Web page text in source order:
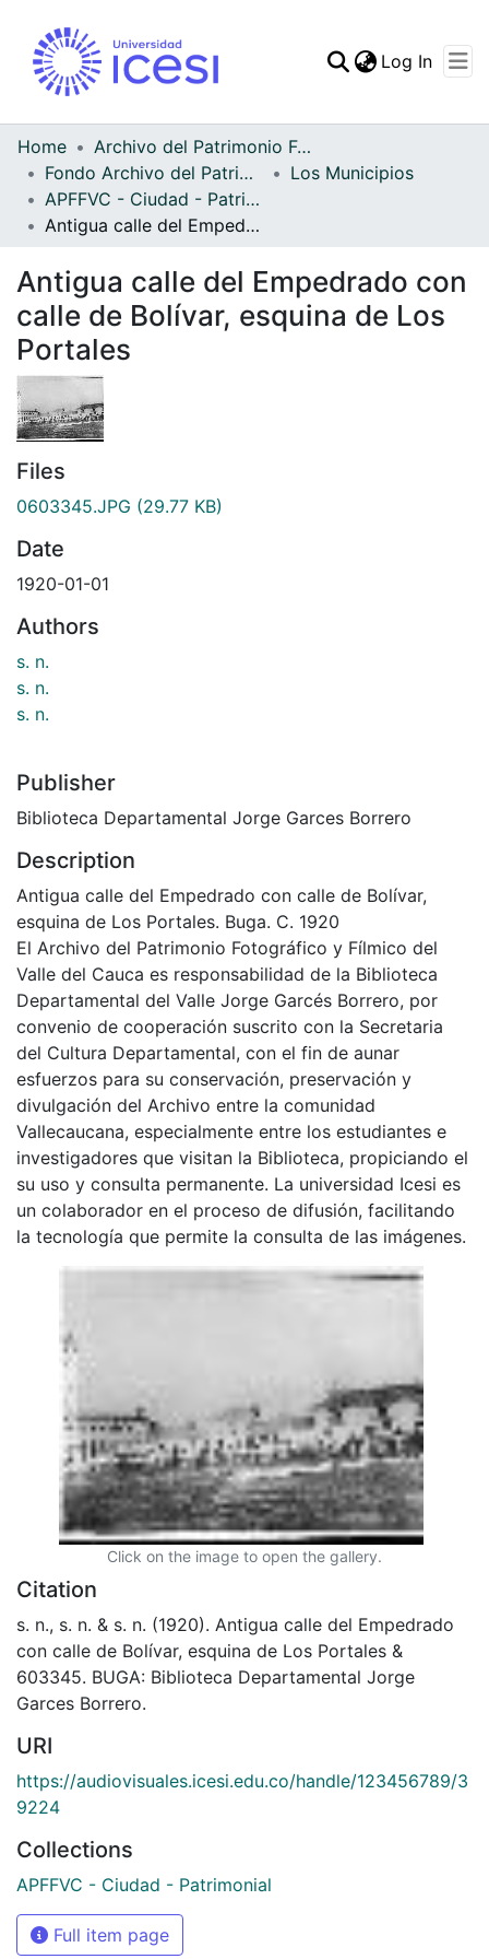
Statistics
Log In
Home
Archivo del Patrimonio Fotográfico y Fílmico del Valle del Cauca
Fondo Archivo del Patrimonio Fotográfico y Fílmico del Valle del Cauca
Los Municipios
APFFVC - Ciudad - Patrimonial
Antigua calle del Empedrado con calle de Bolívar, esquina de Los Portales
Antigua calle del Empedrado con
calle de Bolívar, esquina de Los
Portales
Files
0603345.JPG (29.77 KB)
Date
1920-01-01
Authors
s. n.
s. n.
s. n.
Publisher
Biblioteca Departamental Jorge Garces Borrero
Description
Antigua calle del Empedrado con calle de Bolívar,
esquina de Los Portales. Buga. C. 1920
El Archivo del Patrimonio Fotográfico y Fílmico del
Valle del Cauca es responsabilidad de la Biblioteca
Departamental del Valle Jorge Garcés Borrero, por
convenio de cooperación suscrito con la Secretaria
del Cultura Departamental, con el fin de aunar
esfuerzos para su conservación, preservación y
divulgación del Archivo entre la comunidad
Vallecaucana, especialmente entre los estudiantes e
investigadores que visitan la Biblioteca, propiciando el
su uso y consulta permanente. La universidad Icesi es
un colaborador en el proceso de difusión, facilitando
la tecnología que permite la consulta de las imágenes.
Click on the image to open the gallery.
Citation
s. n., s. n. & s. n. (1920). Antigua calle del Empedrado
con calle de Bolívar, esquina de Los Portales &
603345. BUGA: Biblioteca Departamental Jorge
Garces Borrero.
URI
https://audiovisuales.icesi.edu.co/handle/123456789/3
9224
Collections
APFFVC - Ciudad - Patrimonial
Full item page